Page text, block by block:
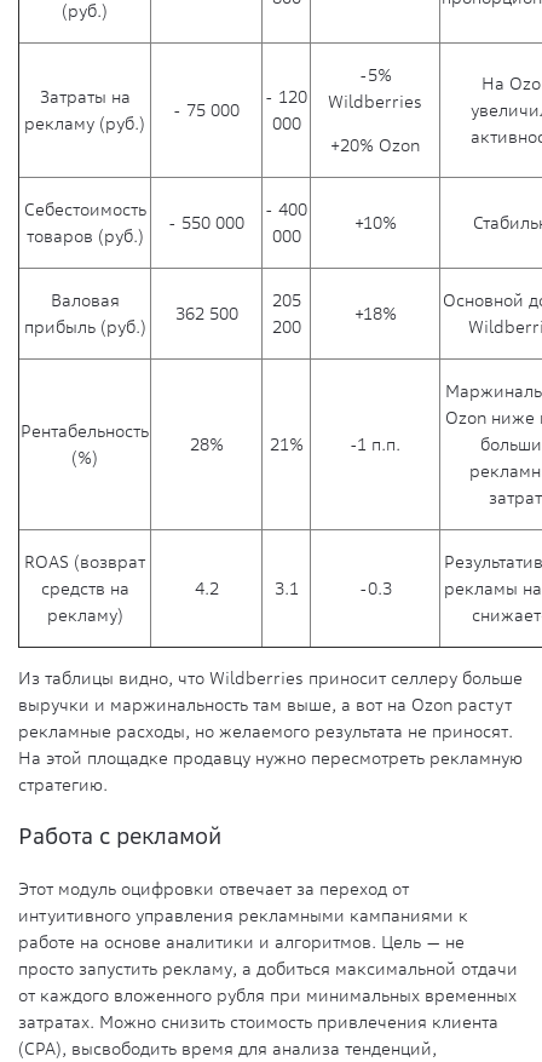
(руб.)
Затраты на
рекламу (руб.)
- 75 000
- 120
000
-5%
Wildberries
+20% Ozon
На
Себестоимость
товаров (руб.)
- 550 000
- 400
000
+10%
Валовая
прибыль (руб.)
362 500
205
200
+18%
Основной
Рентабельность
(%)
28% 21% -1 п.п.
Ozon ниже
затрат
ROAS (возврат
средств на
рекламу)
4.2 3.1 -0.3
рекламы
Из таблицы видно, что Wildberries приносит селлеру больше
выручки и маржинальность там выше, а вот на Ozon растут
рекламные расходы, но желаемого результата не приносят.
На этой площадке продавцу нужно пересмотреть рекламную
стратегию.
Работа с рекламой
Этот модуль оцифровки отвечает за переход от
интуитивного управления рекламными кампаниями к
работе на основе аналитики и алгоритмов. Цель — не
просто запустить рекламу, а добиться максимальной отдачи
от каждого вложенного рубля при минимальных временных
затратах. Можно снизить стоимость привлечения клиента
(CPA), высвободить время для анализа тенденций,